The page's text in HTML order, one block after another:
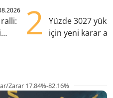
2
Yüzde 3027
için yeni karar
Zarar 17.84%-82.16%